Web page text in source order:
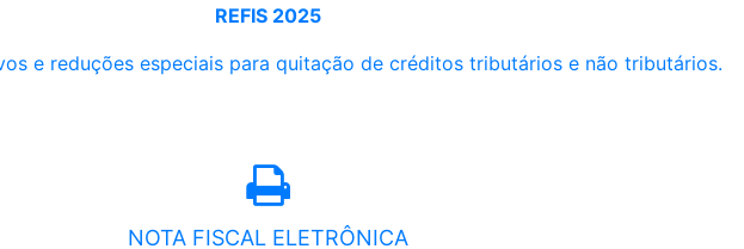
REFIS 2025
e reduções especiais para quitação de créditos tributários e não tributários.
NOTA FISCAL ELETRÔNICA